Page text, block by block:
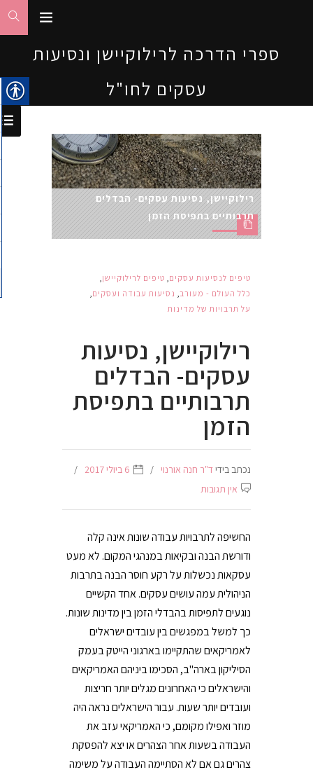
ספרי הדרכה לרילוקיישן ונסיעות
עסקים לחו"ל
רילוקיישן, נסיעות עסקים- הבדלים
תרבותיים בתפיסת הזמן
טיפים לנסיעות עסקים, טיפים לרילוקיישן,
כלל העולם - מעורב, נסיעות עבודה ועסקים,
על תרבויות של מדינות
רילוקיישן, נסיעות
עסקים- הבדלים
תרבותיים בתפיסת
הזמן
נכתב בידיד"ר חנה אורנוי
6 ביולי 2017
אין תגובות
החשיפה לתרבויות עבודה שונות אינה קלה
ודורשת הבנה ובקיאות במנהגי המקום. לא מעט
עסקאות נכשלות על רקע חוסר הבנה בתרבות
הניהולית עמה עושים עסקים. אחד הקשיים
נוגעים לתפיסות בהבדלי הזמן בין מדינות שונות.
כך למשל במפגשים בין עובדים ישראלים
לאמריקאים שהתקיימו בארגוני הייטק בעמק
הסיליקון בארה"ב, הסכימו ביניהם האמריקאים
והישראלים כי האחרונים מגלים יותר חריצות
ועובדים יותר שעות. עבור הישראלים נראה היה
מוזר ואפילו מקומם, כי האמריקאי עזב את
העבודה בשעות אחר הצהרים או יצא להפסקת
צהרים גם אם לא הסתיימה העבודה על משימה